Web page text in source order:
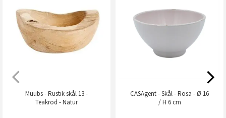
Muubs - Rustik skål 13 -
Teakrod - Natur
CASAgent - Skål - Rosa - Ø 16
/ H 6 cm